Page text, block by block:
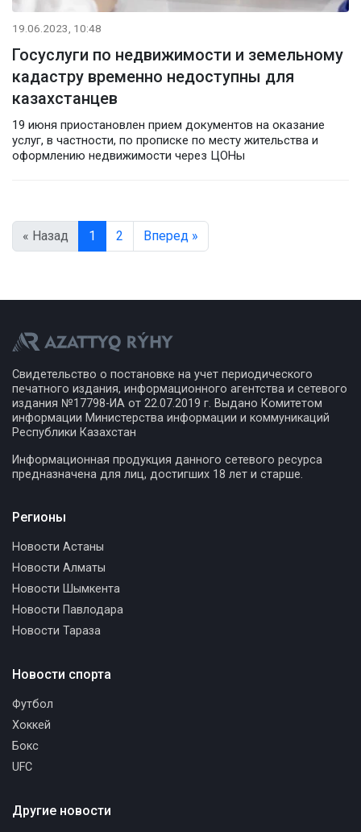
19.06.2023, 10:48
Госуслуги по недвижимости и земельному
кадастру временно недоступны для
казахстанцев
19 июня приостановлен прием документов на оказание
услуг, в частности, по прописке по месту жительства и
оформлению недвижимости через ЦОНы
« Назад 1 2 Вперед »
Свидетельство о постановке на учет периодического
печатного издания, информационного агентства и сетевого
издания №17798-ИА от 22.07.2019 г. Выдано Комитетом
информации Министерства информации и коммуникаций
Республики Казахстан
Информационная продукция данного сетевого ресурса
предназначена для лиц, достигших 18 лет и старше.
Регионы
Новости Астаны
Новости Алматы
Новости Шымкента
Новости Павлодара
Новости Тараза
Новости спорта
Футбол
Хоккей
Бокс
UFC
Другие новости